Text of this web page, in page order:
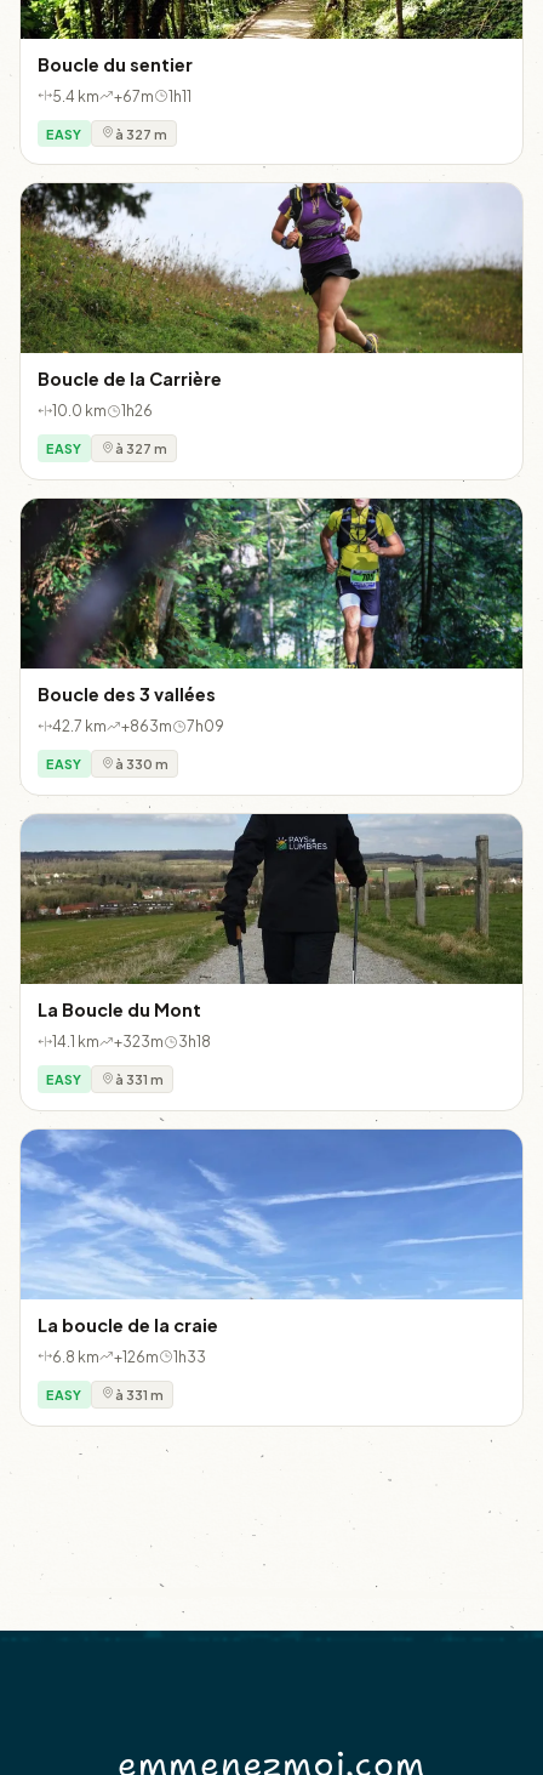
Boucle du sentier
5.4 km +67m 1h11
EASY à 327 m
Boucle de la Carrière
10.0 km 1h26
EASY à 327 m
Boucle des 3 vallées
42.7 km +863m 7h09
EASY à 330 m
La Boucle du Mont
14.1 km +323m 3h18
EASY à 331 m
La boucle de la craie
6.8 km +126m 1h33
EASY à 331 m
emmenezmoi.com